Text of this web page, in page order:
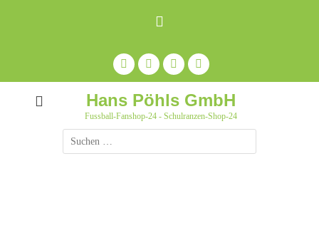
Facebook
Feed
Auf
Pinterest
pinnen
YouTube
Hans Pöhls GmbH
Fussball-Fanshop-24 - Schulranzen-Shop-24
Suche
nach: